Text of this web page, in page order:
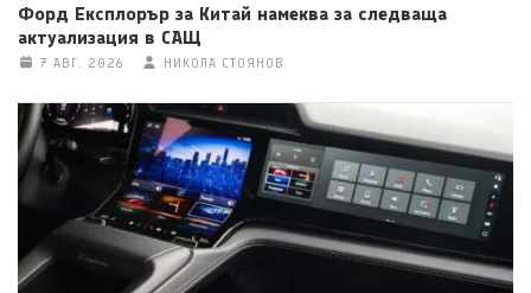
Форд Експлорър за Китай намеква за следваща
актуализация в САЩ
7 АВГ. 2026 НИКОЛА СТОЯНОВ